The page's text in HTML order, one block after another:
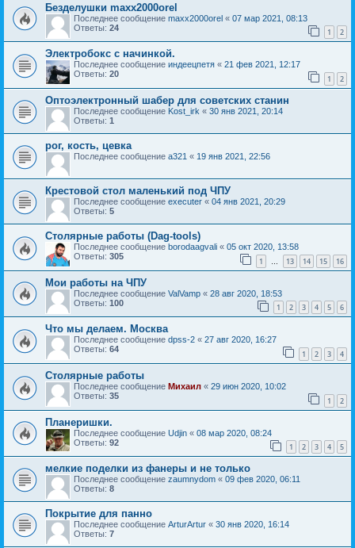
Безделушки maxx2000orel
Последнее сообщение maxx2000orel « 07 мар 2021, 08:13
Ответы: 24 1 2
Электробокс с начинкой.
Последнее сообщение индеецпетя « 21 фев 2021, 12:17
Ответы: 20 1 2
Оптоэлектронный шабер для советских станин
Последнее сообщение Kost_irk « 30 янв 2021, 20:14
Ответы: 1
рог, кость, цевка
Последнее сообщение a321 « 19 янв 2021, 22:56
Крестовой стол маленький под ЧПУ
Последнее сообщение executer « 04 янв 2021, 20:29
Ответы: 5
Столярные работы (Dag-tools)
Последнее сообщение borodaagvali « 05 окт 2020, 13:58
Ответы: 305 1 … 13 14 15 16
Мои работы на ЧПУ
Последнее сообщение ValVamp « 28 авг 2020, 18:53
Ответы: 100 1 2 3 4 5 6
Что мы делаем. Москва
Последнее сообщение dpss-2 « 27 авг 2020, 16:27
Ответы: 64 1 2 3 4
Столярные работы
Последнее сообщение Mихаил « 29 июн 2020, 10:02
Ответы: 35 1 2
Планеришки.
Последнее сообщение Udjin « 08 мар 2020, 08:24
Ответы: 92 1 2 3 4 5
мелкие поделки из фанеры и не только
Последнее сообщение zaumnydom « 09 фев 2020, 06:11
Ответы: 8
Покрытие для панно
Последнее сообщение ArturArtur « 30 янв 2020, 16:14
Ответы: 7